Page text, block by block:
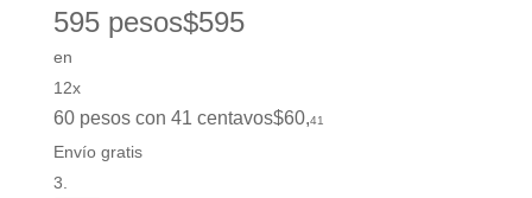
595 pesos$595
en
12x
60 pesos con 41 centavos$60,41
Envío gratis